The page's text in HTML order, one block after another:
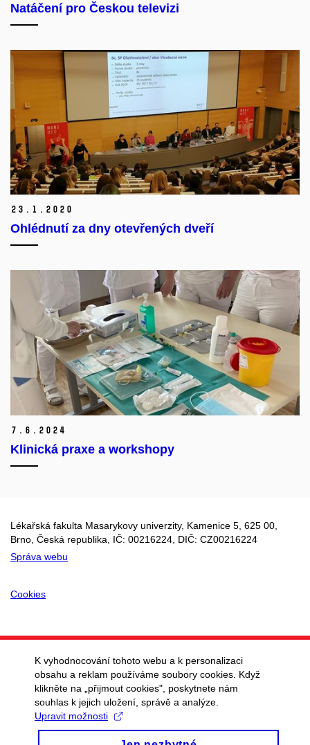
Natáčení pro Českou televizi
23. 1. 2020
Ohlédnutí za dny otevřených dveří
7. 6. 2024
Klinická praxe a workshopy
Lékařská fakulta Masarykovy univerzity, Kamenice 5, 625 00,
Brno, Česká republika, IČ: 00216224 , DIČ: CZ00216224
Správa webu
Cookies
K vyhodnocování tohoto webu a k personalizaci
obsahu a reklam používáme soubory cookies. Když
klikněte na „přijmout cookies", poskytnete nám
souhlas k jejich uložení, správě a analýze.
Upravit možnosti